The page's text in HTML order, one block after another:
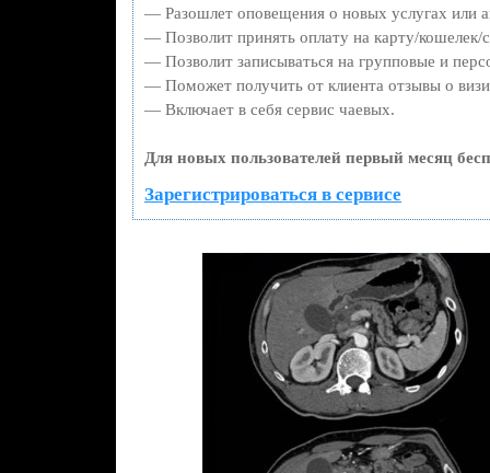
— Разошлет оповещения о новых услугах или
— Позволит принять оплату на карту/кошелек/
— Позволит записываться на групповые и
— Поможет получить от клиента отзывы о
— Включает в себя сервис чаевых.
Для новых пользователей первый месяц
Зарегистрироваться в сервисе